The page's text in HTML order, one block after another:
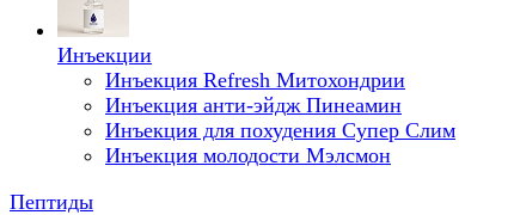
Инъекции
Инъекция Refresh Митохондрии
Инъекция анти-эйдж Пинеамин
Инъекция для похудения Супер Слим
Инъекция молодости Мэлсмон
Пептиды